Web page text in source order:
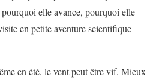
elle avance, pourquoi elle
en petite aventure scientifique
en été, le vent peut être vif. Mieux